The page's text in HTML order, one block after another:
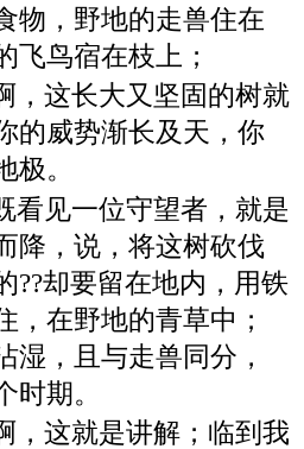
物，野地的走兽住在
飞鸟宿在枝上；
这长大又坚固的树就
的威势渐长及天，你
极。
见一位守望者，就是
降，说，将这树砍伐
??却要留在地内，用铁
，在野地的青草中；
湿，且与走兽同分，
时期。
这就是讲解；临到我